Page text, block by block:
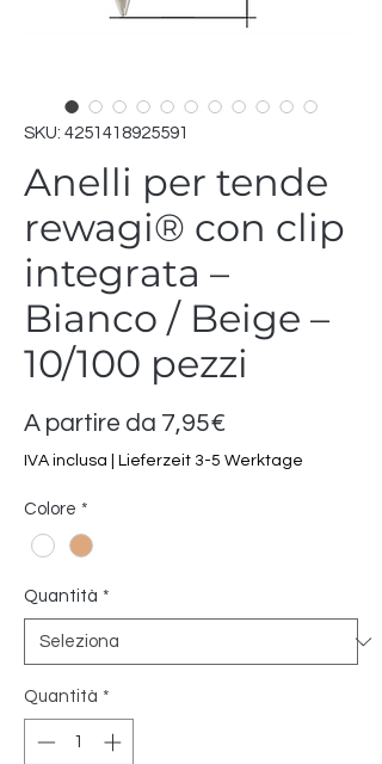
SKU: 4251418925591
Anelli per tende
rewagi® con clip
integrata –
Bianco / Beige –
10/100 pezzi
A partire da 7,95€
scontato
IVA inclusa Lieferzeit 3-5 Werktage
Colore *
Quantità *
Quantità *